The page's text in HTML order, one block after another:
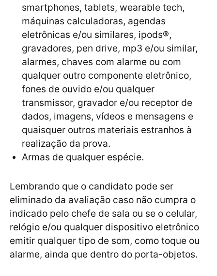
smartphones, tablets, wearable tech,
máquinas calculadoras, agendas
eletrônicas e/ou similares, ipods®,
gravadores, pen drive, mp3 e/ou similar,
alarmes, chaves com alarme ou com
qualquer outro componente eletrônico,
fones de ouvido e/ou qualquer
transmissor, gravador e/ou receptor de
dados, imagens, vídeos e mensagens e
quaisquer outros materiais estranhos à
realização da prova.
Armas de qualquer espécie.
Lembrando que o candidato pode ser
eliminado da avaliação caso não cumpra o
indicado pelo chefe de sala ou se o celular,
relógio e/ou qualquer dispositivo eletrônico
emitir qualquer tipo de som, como toque ou
alarme, ainda que dentro do porta-objetos.